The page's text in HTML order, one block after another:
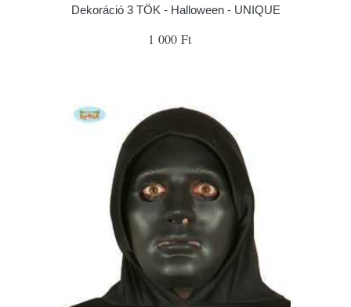
Dekoráció 3 TÖK - Halloween - UNIQUE
1 000 Ft